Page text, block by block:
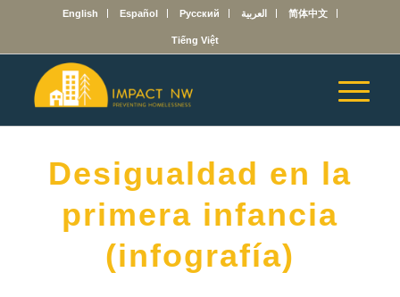
English Español Русский العربية 简体中文
Tiếng Việt
Desigualdad en la
primera infancia
(infografía)